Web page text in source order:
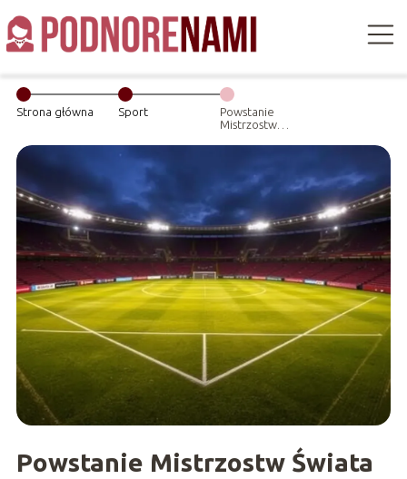
Strona główna Sport
Powstanie
Mistrzostw
zaczęło?
Powstanie Mistrzostw Świata